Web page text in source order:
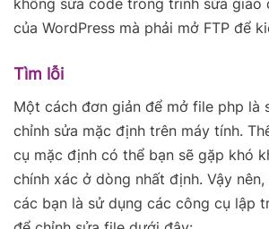
không sửa code trong trình sửa giao
của WordPress mà phải mở FTP để
Tìm lỗi
Một cách đơn giản để mở file php là
chỉnh sửa mặc định trên máy tính.
cụ mặc định có thể bạn sẽ gặp khó
chính xác ở dòng nhất định. Vậy
các bạn là sử dụng các công cụ lập